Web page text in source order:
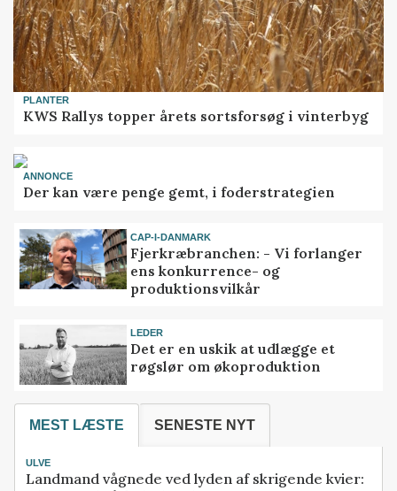
PLANTER
KWS Rallys topper årets sortsforsøg i vinterbyg
ANNONCE
Der kan være penge gemt, i foderstrategien
CAP-I-DANMARK
Fjerkræbranchen: - Vi forlanger
ens konkurrence- og
produktionsvilkår
LEDER
Det er en uskik at udlægge et
røgslør om økoproduktion
MEST LÆSTE SENESTE NYT
ULVE
Landmand vågnede ved lyden af skrigende kvier: